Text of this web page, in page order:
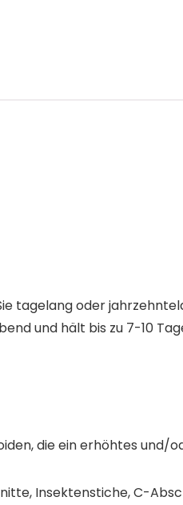
tagelang oder
und hält bis zu 7-10
die ein erhöhtes und/
Insektenstiche, C-